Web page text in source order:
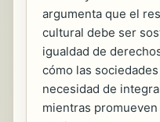
argumenta que el
cultural debe ser
igualdad de
cómo las
necesidad de
mientras